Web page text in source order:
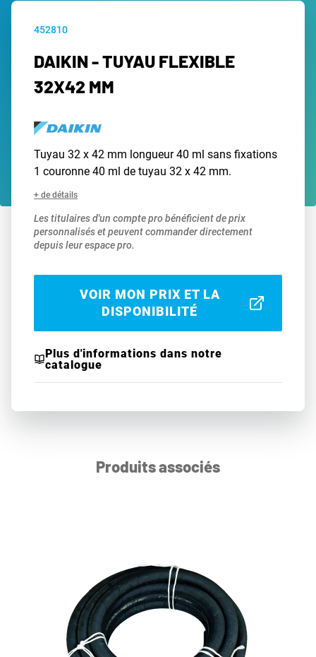
452810
DAIKIN - TUYAU FLEXIBLE
32X42 MM
Tuyau 32 x 42 mm longueur 40 ml sans fixations
1 couronne 40 ml de tuyau 32 x 42 mm.
+ de détails
Les titulaires d'un compte pro bénéficient de prix
personnalisés et peuvent commander directement
depuis leur espace pro.
VOIR MON PRIX ET LA
DISPONIBILITÉ
Plus d'informations dans notre
catalogue
Produits associés